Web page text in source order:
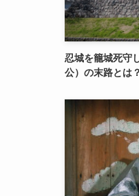
忍城を籠城死守
公）の末路とは